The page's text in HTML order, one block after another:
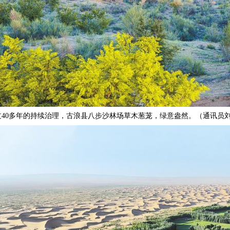
40多年的持续治理，古浪县八步沙林场草木葱茏，绿意盎然。（通讯员